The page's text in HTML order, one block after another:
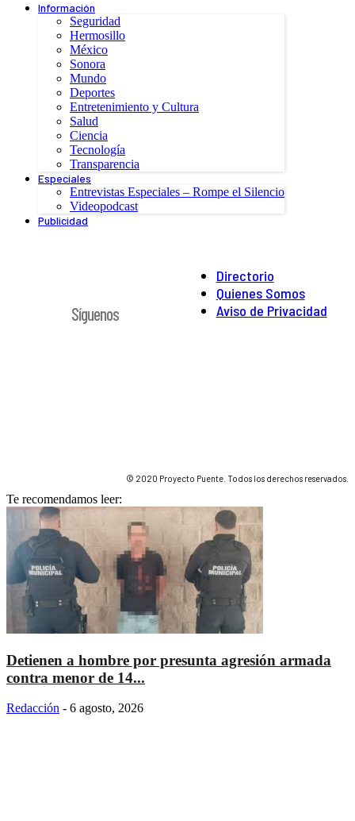
Información
Seguridad
Hermosillo
México
Sonora
Mundo
Deportes
Entretenimiento y Cultura
Salud
Ciencia
Tecnología
Transparencia
Especiales
Entrevistas Especiales – Rompe el Silencio
Videopodcast
Publicidad
Directorio
Quienes Somos
Aviso de Privacidad
Síguenos
© 2020 Proyecto Puente. Todos los derechos reservados.
Te recomendamos leer:
Detienen a hombre por presunta agresión armada
contra menor de 14...
Redacción - 6 agosto, 2026